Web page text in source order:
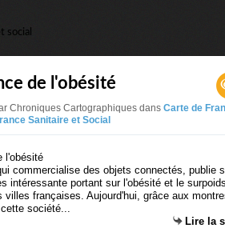
social
de l'obésité
Chroniques Cartographiques dans Carte de
Sanitaire et Social
commercialise des objets connectés, publie
intéressante portant sur l'obésité et le
villes françaises. Aujourd'hui, grâce aux
société...
Lire la